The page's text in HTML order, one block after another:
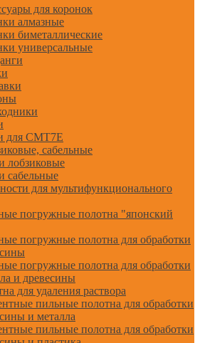
для коронок
алмазные
биметаллические
универсальные
для CMT7E
сабельные
лобзиковые
сабельные
для мультифункционального
погружные полотна "японский
погружные полотна для обработки
погружные полотна для обработки
и древесины
для удаления раствора
пильные полотна для обработки
и металла
пильные полотна для обработки